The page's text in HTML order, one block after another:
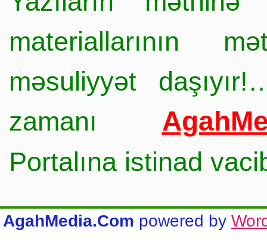
materiallarının
məsuliyyət
zamanı
Portalına istinad
AgahMedia.Com powered by